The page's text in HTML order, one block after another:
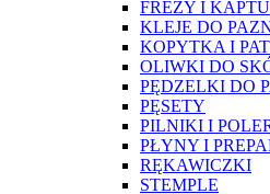
FREZY I
KLEJE DO
KOPYTKA I
OLIWKI DO
PĘDZELKI DO
PĘSETY
PILNIKI I
PŁYNY I
RĘKAWICZKI
STEMPLE